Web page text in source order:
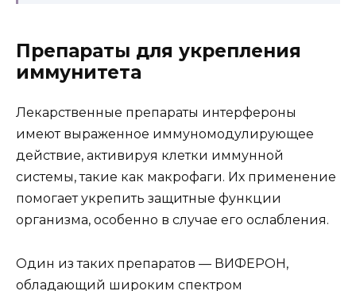
Препараты для укрепления
иммунитета
Лекарственные препараты интерфероны
имеют выраженное иммуномодулирующее
действие, активируя клетки иммунной
системы, такие как макрофаги. Их применение
помогает укрепить защитные функции
организма, особенно в случае его ослабления.
Один из таких препаратов — ВИФЕРОН,
обладающий широким спектром